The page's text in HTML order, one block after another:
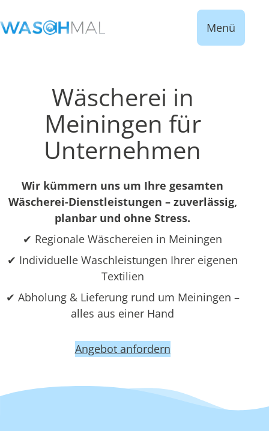
Menü
Wäscherei in
Meiningen für
Unternehmen
Wir kümmern uns um Ihre gesamten
Wäscherei-Dienstleistungen – zuverlässig,
planbar und ohne Stress.
✔ Regionale Wäschereien in Meiningen
✔ Individuelle Waschleistungen Ihrer eigenen
Textilien
✔ Abholung & Lieferung rund um Meiningen –
alles aus einer Hand
Angebot anfordern